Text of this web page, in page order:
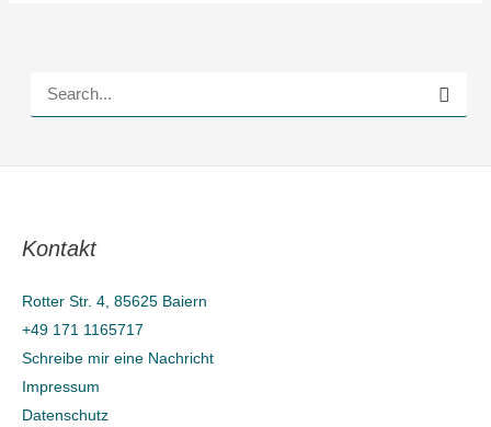
c
n
a
c
h
:
Kontakt
Rotter Str. 4, 85625 Baiern
+49 171 1165717
Schreibe mir eine Nachricht
Impressum
Datenschutz